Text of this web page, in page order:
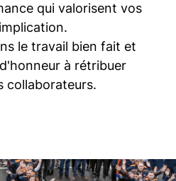
qui valorisent vos
le travail bien fait et
à rétribuer
collaborateurs.